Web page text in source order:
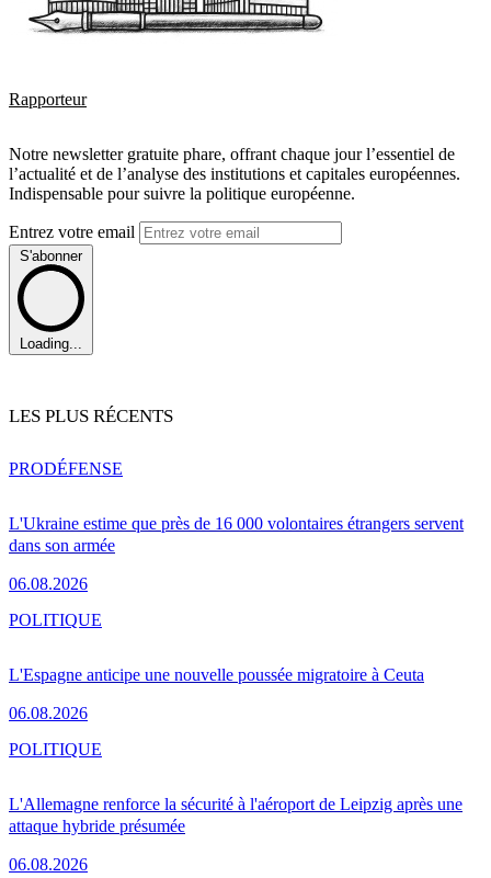
Rapporteur
Notre newsletter gratuite phare, offrant chaque jour l’essentiel de
l’actualité et de l’analyse des institutions et capitales européennes.
Indispensable pour suivre la politique européenne.
Entrez votre email
S'abonner
Loading...
LES PLUS RÉCENTS
L'Ukraine estime que près de 16 000 volontaires étrangers servent
dans son armée
06.08.2026
PRODÉFENSE
L'Espagne anticipe une nouvelle poussée migratoire à Ceuta
06.08.2026
POLITIQUE
L'Allemagne renforce la sécurité à l'aéroport de Leipzig après une
attaque hybride présumée
06.08.2026
POLITIQUE